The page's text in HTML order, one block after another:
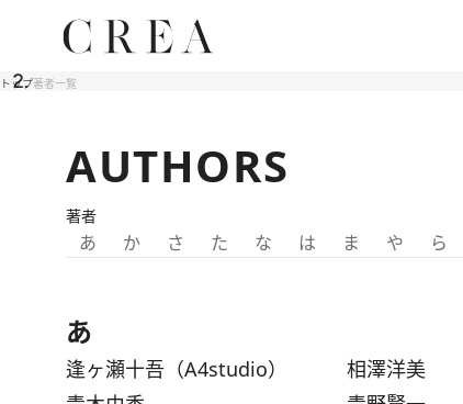
トップ著者一覧
AUTHORS
著者
あ か さ た な は ま や ら
あ
逢ヶ瀬十吾（A4studio） 相澤洋美